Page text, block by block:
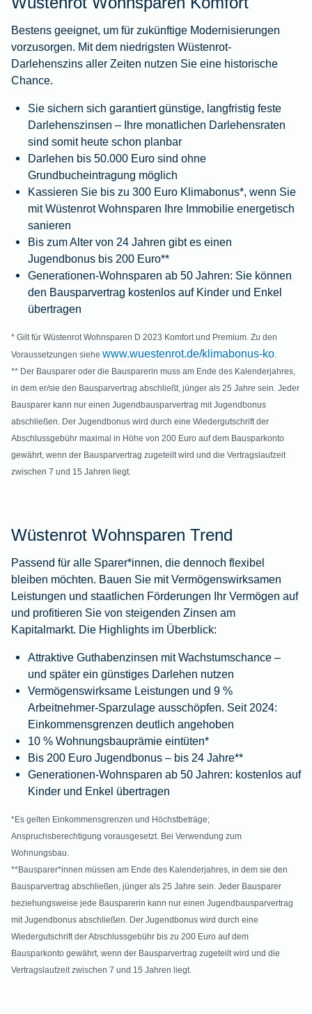
Bestens geeignet, um für zukünftige Modernisierungen
vorzusorgen. Mit dem niedrigsten Wüstenrot-
Darlehenszins aller Zeiten nutzen Sie eine historische
Chance.
Sie sichern sich garantiert günstige, langfristig feste
Darlehenszinsen – Ihre monatlichen Darlehensraten
sind somit heute schon planbar
Darlehen bis 50.000 Euro sind ohne
Grundbucheintragung möglich
Kassieren Sie bis zu 300 Euro Klimabonus*, wenn Sie
mit Wüstenrot Wohnsparen Ihre Immobilie energetisch
sanieren
Bis zum Alter von 24 Jahren gibt es einen
Jugendbonus bis 200 Euro**
Generationen-Wohnsparen ab 50 Jahren: Sie können
den Bausparvertrag kostenlos auf Kinder und Enkel
übertragen
* Gilt für Wüstenrot Wohnsparen D 2023 Komfort und Premium. Zu den
Voraussetzungen siehe www.wuestenrot.de/klimabonus-ko.
** Der Bausparer oder die Bausparerin muss am Ende des Kalenderjahres,
in dem er/sie den Bausparvertrag abschließt, jünger als 25 Jahre sein. Jeder
Bausparer kann nur einen Jugendbausparvertrag mit Jugendbonus
abschließen. Der Jugendbonus wird durch eine Wiedergutschrift der
Abschlussgebühr maximal in Höhe von 200 Euro auf dem Bausparkonto
gewährt, wenn der Bausparvertrag zugeteilt wird und die Vertragslaufzeit
zwischen 7 und 15 Jahren liegt.
Wüstenrot Wohnsparen Trend
Passend für alle Sparer*innen, die dennoch flexibel
bleiben möchten. Bauen Sie mit Vermögenswirksamen
Leistungen und staatlichen Förderungen Ihr Vermögen auf
und profitieren Sie von steigenden Zinsen am
Kapitalmarkt. Die Highlights im Überblick:
Attraktive Guthabenzinsen mit Wachstumschance –
und später ein günstiges Darlehen nutzen
Vermögenswirksame Leistungen und 9 %
Arbeitnehmer-Sparzulage ausschöpfen. Seit 2024:
Einkommensgrenzen deutlich angehoben
10 % Wohnungsbauprämie eintüten*
Bis 200 Euro Jugendbonus – bis 24 Jahre**
Generationen-Wohnsparen ab 50 Jahren: kostenlos auf
Kinder und Enkel übertragen
*Es gelten Einkommensgrenzen und Höchstbeträge;
Anspruchsberechtigung vorausgesetzt. Bei Verwendung zum
Wohnungsbau.
**Bausparer*innen müssen am Ende des Kalenderjahres, in dem sie den
Bausparvertrag abschließen, jünger als 25 Jahre sein. Jeder Bausparer
beziehungsweise jede Bausparerin kann nur einen Jugendbausparvertrag
mit Jugendbonus abschließen. Der Jugendbonus wird durch eine
Wiedergutschrift der Abschlussgebühr bis zu 200 Euro auf dem
Bausparkonto gewährt, wenn der Bausparvertrag zugeteilt wird und die
Vertragslaufzeit zwischen 7 und 15 Jahren liegt.